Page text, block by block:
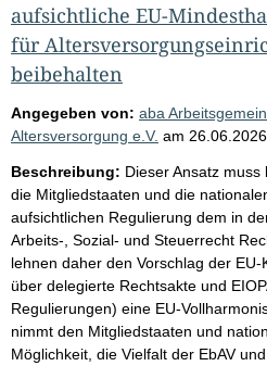
aufsichtliche EU-
für
beibehalten
Angegeben von: aba
Altersversorgung e.V. am 26.06.2026
Beschreibung: Dieser Ansatz
die Mitgliedstaaten und die
aufsichtlichen Regulierung dem in
Arbeits-, Sozial- und Steuerrecht
lehnen daher den Vorschlag der
über delegierte Rechtsakte und
Regulierungen) eine EU-
nimmt den Mitgliedstaaten und
Möglichkeit, die Vielfalt der EbAV